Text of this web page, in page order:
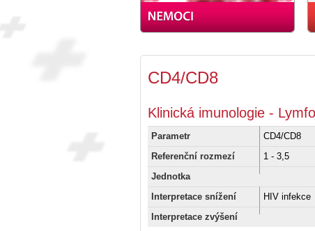
CD4/CD8
Klinická imunologie -
Parametr
CD4/CD8
Referenční rozmezí
1 - 3,5
Jednotka
Interpretace snížení
HIV infekce
Interpretace zvýšení